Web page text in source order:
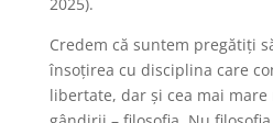
Credem că suntem pregătiți
însoțirea cu disciplina care
libertate, dar și cea mai